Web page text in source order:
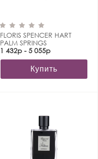
FLORIS SPENCER HART
PALM SPRINGS
1 432р - 5 055р
Купить